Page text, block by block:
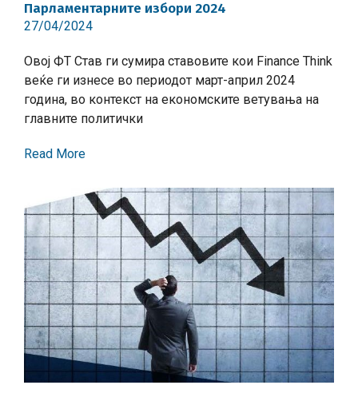
Парламентарните избори 2024
27/04/2024
Овој ФТ Став ги сумира ставовите кои Finance Think
веќе ги изнесе во периодот март-април 2024
година, во контекст на економските ветувања на
главните политички
Read More